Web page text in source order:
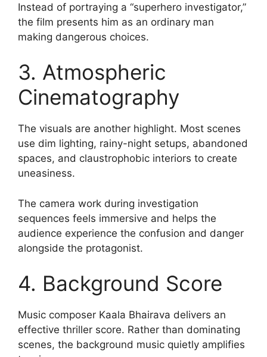
Instead of portraying a “superhero investigator,”
the film presents him as an ordinary man
making dangerous choices.
3. Atmospheric
Cinematography
The visuals are another highlight. Most scenes
use dim lighting, rainy-night setups, abandoned
spaces, and claustrophobic interiors to create
uneasiness.
The camera work during investigation
sequences feels immersive and helps the
audience experience the confusion and danger
alongside the protagonist.
4. Background Score
Music composer Kaala Bhairava delivers an
effective thriller score. Rather than dominating
scenes, the background music quietly amplifies